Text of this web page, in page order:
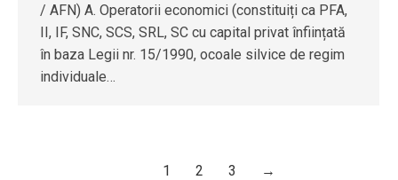
/ AFN) A. Operatorii economici (constituiți ca PFA,
II, IF, SNC, SCS, SRL, SC cu capital privat înființată
în baza Legii nr. 15/1990, ocoale silvice de regim
individuale…
1 2 3 →